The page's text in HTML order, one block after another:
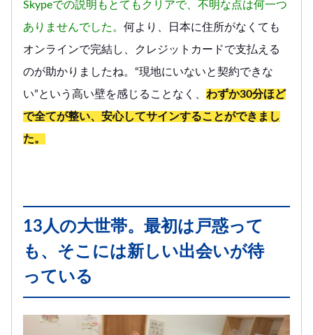
Skypeでの説明もとてもクリアで、不明な点は何一つ
ありませんでした。 何より、日本に住所がなくても
オンラインで完結し、クレジットカードで支払える
のが助かりましたね。“現地にいないと契約できな
い”という高い壁を感じることなく、 わずか30分ほど
で全てが整い、安心してサインすることができまし
た。
13人の大世帯。最初は戸惑って
も、そこには新しい出会いが待
っている